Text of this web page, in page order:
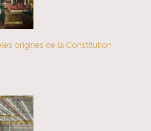
origines de la Constitution